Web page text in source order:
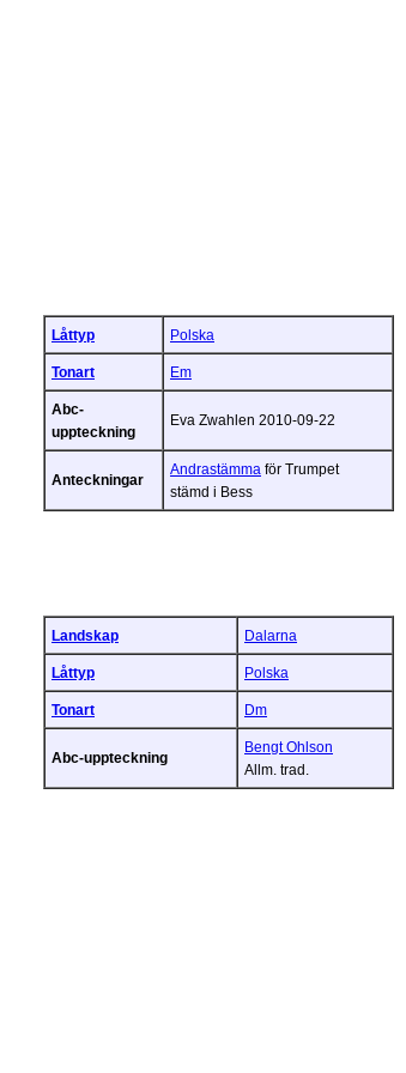
Låttyp Polska
Tonart Em
Abc-
uppteckning
Eva Zwahlen 2010-09-22
Anteckningar
Andrastämma för Trumpet
stämd i Bess
Landskap Dalarna
Låttyp Polska
Tonart Dm
Abc-uppteckning
Bengt Ohlson
Allm. trad.